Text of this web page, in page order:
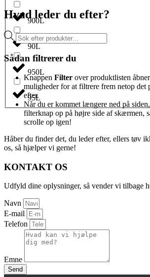
900L
90L
950L
95L
Hvad leder du efter?
Products
search
Sådan filtrerer du
Knappen Filter over produktlisten
muligheder for at filtrere frem netop det
efter.
Når du er kommet længere ned på
filterknap op på højre side af skærmen,
scrolle op igen!
Håber du finder det, du leder efter, ellers tøv
os, så hjælper vi gerne!
KONTAKT OS
Udfyld dine oplysninger, så vender vi tilbage
Navn
E-mail
Telefon
Emne
Send